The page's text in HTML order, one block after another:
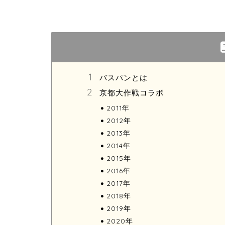
バスパンとは
京都大作戦コラボ
2011年
2012年
2013年
2014年
2015年
2016年
2017年
2018年
2019年
2020年